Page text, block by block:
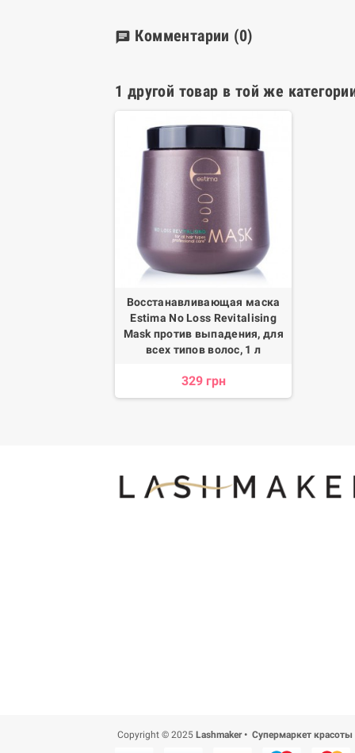
chat Комментарии (0)
1 другой товар в той же
Восстанавливающая маска
Estima No Loss Revitalising
Mask против выпадения, для
всех типов волос, 1 л
329 грн
Copyright © 2025 Lashmaker • Супермаркет